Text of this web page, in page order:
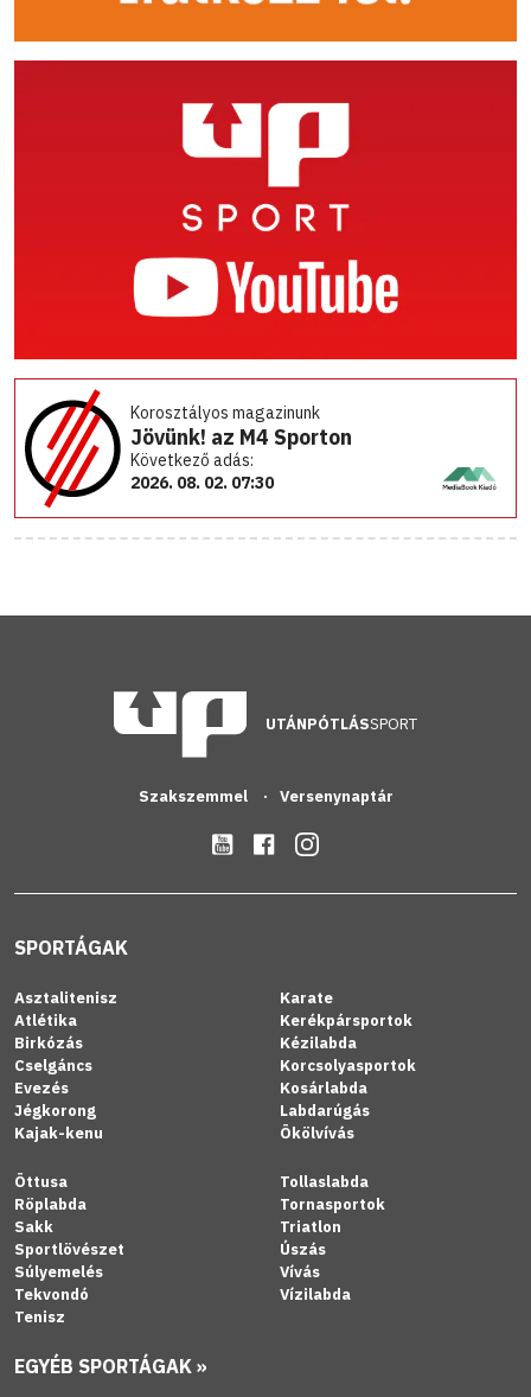
Korosztályos magazinunk
Jövünk! az M4 Sporton
Következő adás:
2026. 08. 02. 07:30
UTÁNPÓTLÁSSPORT
Szakszemmel Versenynaptár
SPORTÁGAK
Asztalitenisz
Atlétika
Birkózás
Cselgáncs
Evezés
Jégkorong
Kajak-kenu
Karate
Kerékpársportok
Kézilabda
Korcsolyasportok
Kosárlabda
Labdarúgás
Ökölvívás
Öttusa
Röplabda
Sakk
Sportlövészet
Súlyemelés
Tekvondó
Tenisz
Tollaslabda
Tornasportok
Triatlon
Úszás
Vívás
Vízilabda
EGYÉB SPORTÁGAK »